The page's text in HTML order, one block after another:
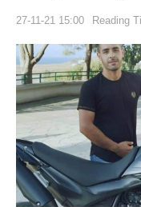
27-11-21 15:00 Reading